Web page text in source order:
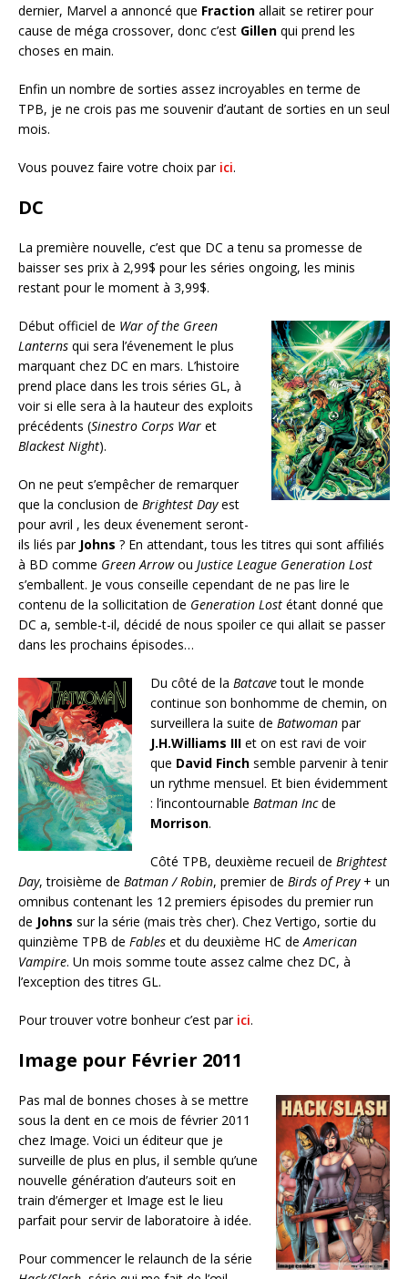
dernier, Marvel a annoncé que Fraction allait se retirer pour
cause de méga crossover, donc c’est Gillen qui prend les
choses en main.
Enfin un nombre de sorties assez incroyables en terme de
TPB, je ne crois pas me souvenir d’autant de sorties en un seul
mois.
Vous pouvez faire votre choix par ici.
DC
La première nouvelle, c’est que DC a tenu sa promesse de
baisser ses prix à 2,99$ pour les séries ongoing, les minis
restant pour le moment à 3,99$.
Début officiel de War of the Green
Lanterns qui sera l’évenement le plus
marquant chez DC en mars. L’histoire
prend place dans les trois séries GL, à
voir si elle sera à la hauteur des exploits
précédents (Sinestro Corps War et
Blackest Night).
On ne peut s’empêcher de remarquer
que la conclusion de Brightest Dayest
pour avril , les deux évenement seront-
ils liés par Johns ? En attendant, tous les titres qui sont affiliés
à BD comme Green Arrowou Justice League Generation Lost
s’emballent. Je vous conseille cependant de ne pas lire le
contenu de la sollicitation de Generation Lost étant donné que
DC a, semble-t-il, décidé de nous spoiler ce qui allait se passer
dans les prochains épisodes…
Du côté de la Batcavetout le monde
continue son bonhomme de chemin, on
surveillera la suite de Batwoman par
J.H.Williams III et on est ravi de voir
que David Finch semble parvenir à tenir
un rythme mensuel. Et bien évidemment
: l’incontournable Batman Incde
Morrison.
Côté TPB, deuxième recueil de Brightest
Day, troisième de Batman / Robin, premier de Birds of Prey+ un
omnibus contenant les 12 premiers épisodes du premier run
de Johns sur la série (mais très cher). Chez Vertigo, sortie du
quinzième TPB de Fables et du deuxième HC de American
Vampire. Un mois somme toute assez calme chez DC, à
l’exception des titres GL.
Pour trouver votre bonheur c’est par ici.
Image pour Février 2011
Pas mal de bonnes choses à se mettre
sous la dent en ce mois de février 2011
chez Image. Voici un éditeur que je
surveille de plus en plus, il semble qu’une
nouvelle génération d’auteurs soit en
train d’émerger et Image est le lieu
parfait pour servir de laboratoire à idée.
Pour commencer le relaunch de la série